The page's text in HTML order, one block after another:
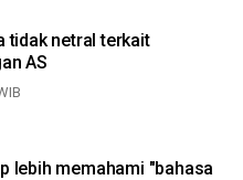
tidak netral terkait
AS
lebih memahami "bahasa